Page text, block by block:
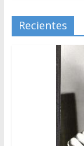
Recientes